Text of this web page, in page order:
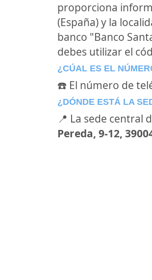
proporciona
(España) y la
banco "Banco
debes utilizar el
¿CÚAL ES EL
☎️ El número de
¿DÓNDE ESTÁ LA
📍 La sede central
Pereda, 9-12,